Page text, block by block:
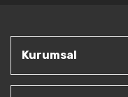
Kurumsal